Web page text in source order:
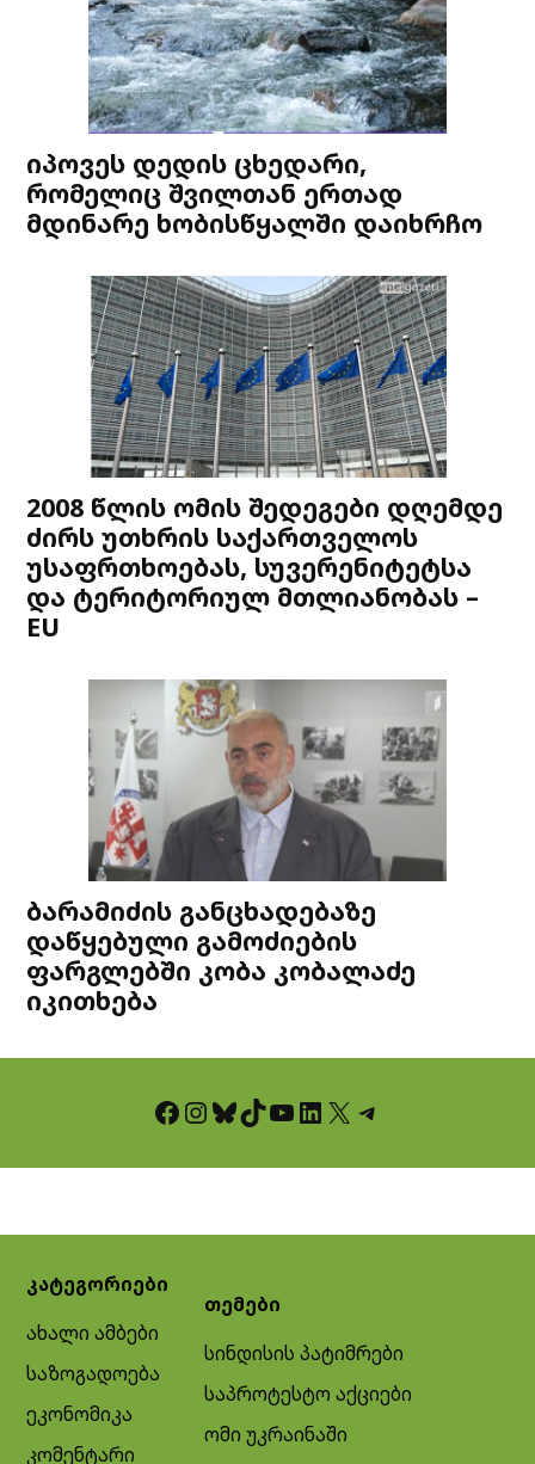
იპოვეს დედის ცხედარი,
რომელიც შვილთან ერთად
მდინარე ხობისწყალში დაიხრჩო
2008 წლის ომის შედეგები დღემდე
ძირს უთხრის საქართველოს
უსაფრთხოებას, სუვერენიტეტსა
და ტერიტორიულ მთლიანობას –
EU
ბარამიძის განცხადებაზე
დაწყებული გამოძიების
ფარგლებში კობა კობალაძე
იკითხება
Facebook InstagramBluesky TikTok YouTube LinkedIn X Telegram
კატეგორიები
ახალი ამბები
საზოგადოება
ეკონომიკა
კომენტარი
თემები
სინდისის პატიმრები
საპროტესტო აქციები
ომი უკრაინაში